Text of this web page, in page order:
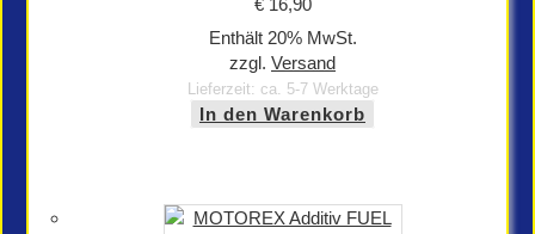
€16,90
Enthält 20% MwSt.
zzgl. Versand
Lieferzeit: ca. 5-7 Werktage
In den Warenkorb